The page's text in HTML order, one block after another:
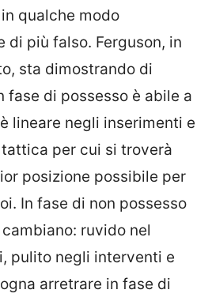
qualche modo
di più falso. Ferguson, in
sta dimostrando di
fase di possesso è abile a
lineare negli inserimenti e
tattica per cui si troverà
posizione possibile per
In fase di non possesso
ruvido nel
pulito negli interventi e
arretrare in fase di